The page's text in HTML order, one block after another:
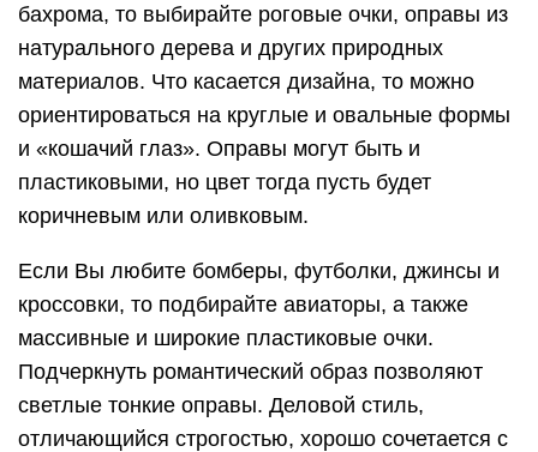
бахрома, то выбирайте роговые очки, оправы из
натурального дерева и других природных
материалов. Что касается дизайна, то можно
ориентироваться на круглые и овальные формы
и «кошачий глаз». Оправы могут быть и
пластиковыми, но цвет тогда пусть будет
коричневым или оливковым.
Если Вы любите бомберы, футболки, джинсы и
кроссовки, то подбирайте авиаторы, а также
массивные и широкие пластиковые очки.
Подчеркнуть романтический образ позволяют
светлые тонкие оправы. Деловой стиль,
отличающийся строгостью, хорошо сочетается с